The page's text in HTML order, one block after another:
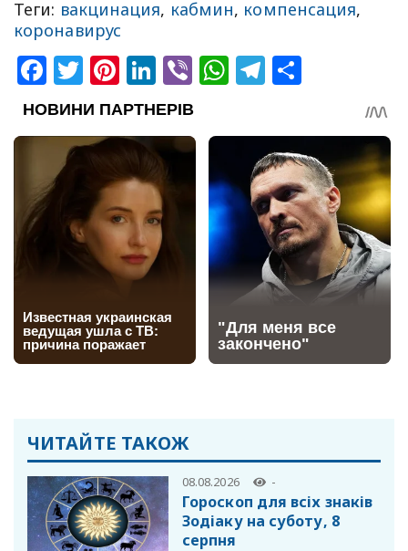
Теги: вакцинация, кабмин, компенсация,
коронавирус
Facebook
Twitter
Pinterest
LinkedIn
ViberWhatsApp
Telegram
ЧИТАЙТЕ ТАКОЖ
08.08.2026 -
Гороскоп для всіх знаків
Зодіаку на суботу, 8
серпня